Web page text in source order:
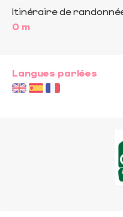
Itinéraire de
0 m
Langues parlées